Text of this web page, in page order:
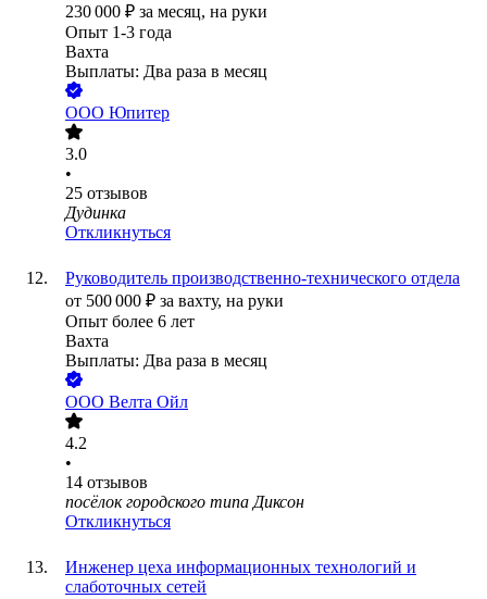
230 000 ₽ за месяц, на руки
Опыт 1-3 года
Вахта
Выплаты: Два раза в месяц
ООО Юпитер
3.0
•
25 отзывов
Дудинка
Откликнуться
Руководитель производственно-технического отдела
от 500 000 ₽ за вахту, на руки
Опыт более 6 лет
Вахта
Выплаты: Два раза в месяц
ООО Велта Ойл
4.2
•
14 отзывов
посёлок городского типа Диксон
Откликнуться
Инженер цеха информационных технологий и
слаботочных сетей